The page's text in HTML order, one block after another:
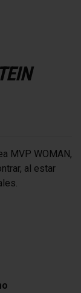
MVP WOMAN,
al estar